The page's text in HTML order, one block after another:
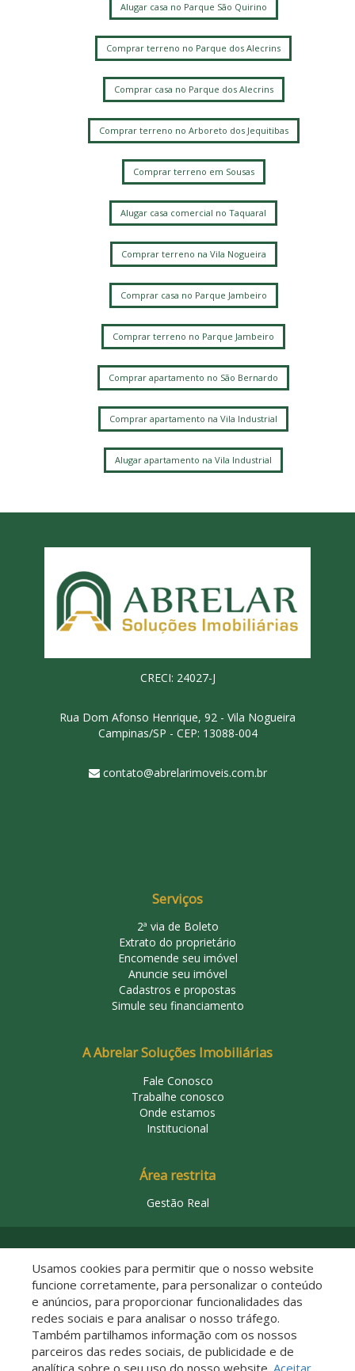
Alugar casa no Parque São Quirino
Comprar terreno no Parque dos Alecrins
Comprar casa no Parque dos Alecrins
Comprar terreno no Arboreto dos Jequitibas
Comprar terreno em Sousas
Alugar casa comercial no Taquaral
Comprar terreno na Vila Nogueira
Comprar casa no Parque Jambeiro
Comprar terreno no Parque Jambeiro
Comprar apartamento no São Bernardo
Comprar apartamento na Vila Industrial
Alugar apartamento na Vila Industrial
CRECI: 24027-J
Rua Dom Afonso Henrique, 92 - Vila Nogueira
Campinas/SP - CEP: 13088-004
contato@abrelarimoveis.com.br
Serviços
2ª via de Boleto
Extrato do proprietário
Encomende seu imóvel
Anuncie seu imóvel
Cadastros e propostas
Simule seu financiamento
A Abrelar Soluções Imobiliárias
Fale Conosco
Trabalhe conosco
Onde estamos
Institucional
Área restrita
Gestão Real
Descomplicado por:
Usamos cookies para permitir que o nosso website
funcione corretamente, para personalizar o conteúdo
e anúncios, para proporcionar funcionalidades das
redes sociais e para analisar o nosso tráfego.
Também partilhamos informação com os nossos
parceiros das redes sociais, de publicidade e de
analítica sobre o seu uso do nosso website. Aceitar